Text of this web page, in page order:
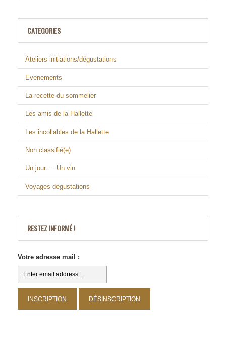
CATEGORIES
Ateliers initiations/dégustations
Evenements
La recette du sommelier
Les amis de la Hallette
Les incollables de la Hallette
Non classifié(e)
Un jour…..Un vin
Voyages dégustations
RESTEZ INFORMÉ !
Votre adresse mail :